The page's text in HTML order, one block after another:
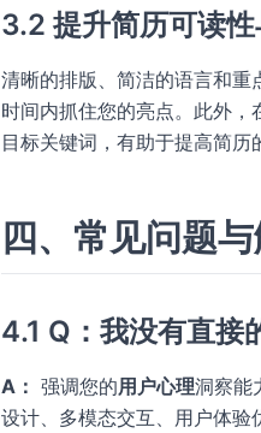
3.2 提升简历可读
清晰的排版、简洁的语言和重
时间内抓住您的亮点。此外，
目标关键词，有助于提高简历
四、常见问题
4.1 Q：我没有直接
A： 强调您的用户心理洞察能
设计、多模态交互、用户体